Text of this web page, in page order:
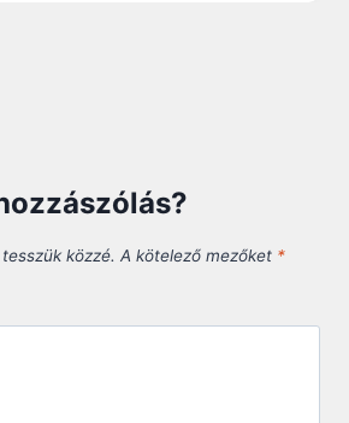
közzé. A kötelező mezőket *